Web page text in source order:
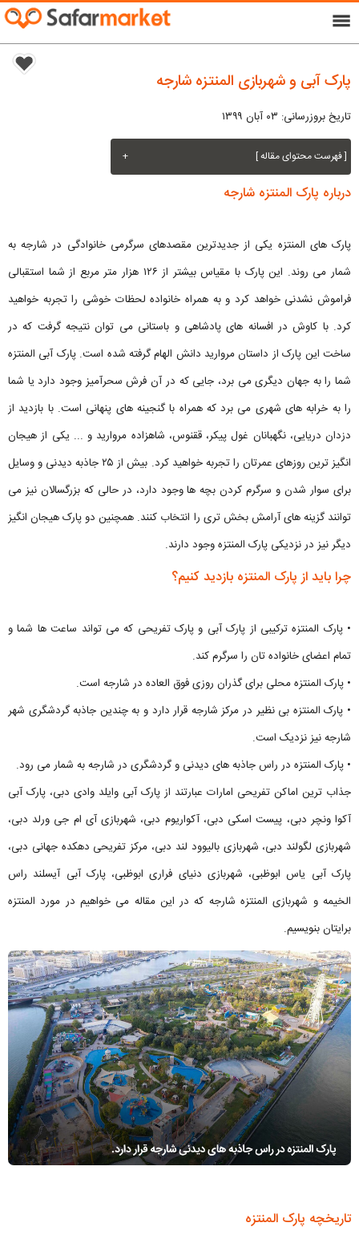
menu
پارک آبی و شهربازی المنتزه شارجه
تاریخ بروزرسانی: ۰۳ آبان ۱۳۹۹
[ فهرست محتوای مقاله ] +
درباره پارک المنتزه شارجه
پارک های المنتزه یکی از جدیدترین مقصدهای سرگرمی خانوادگی در شارجه به
شمار می روند. این پارک با مقیاس بیشتر از ۱۲۶ هزار متر مربع از شما استقبالی
فراموش نشدنی خواهد کرد و به همراه خانواده لحظات خوشی را تجربه خواهید
کرد. با کاوش در افسانه های پادشاهی و باستانی می توان نتیجه گرفت که در
ساخت این پارک از داستان مروارید دانش الهام گرفته شده است. پارک آبی المنتزه
شما را به جهان دیگری می برد، جایی که در آن فرش سحرآمیز وجود دارد یا شما
را به خرابه های شهری می برد که همراه با گنجینه های پنهانی است. با بازدید از
دزدان دریایی، نگهبانان غول پیکر، ققنوس، شاهزاده مروارید و ... یکی از هیجان
انگیز ترین روزهای عمرتان را تجربه خواهید کرد. بیش از ۲۵ جاذبه دیدنی و وسایل
برای سوار شدن و سرگرم کردن بچه ها وجود دارد، در حالی که بزرگسالان نیز می
توانند گزینه های آرامش بخش تری را انتخاب کنند. همچنین دو پارک هیجان انگیز
دیگر نیز در نزدیکی پارک المنتزه وجود دارند.
چرا باید از پارک المنتزه بازدید کنیم؟
• پارک المنتزه ترکیبی از پارک آبی و پارک تفریحی که می تواند ساعت ها شما و
تمام اعضای خانواده تان را سرگرم کند.
• پارک المنتزه محلی برای گذران روزی فوق العاده در شارجه است.
• پارک المنتزه بی نظیر در مرکز شارجه قرار دارد و به چندین جاذبه گردشگری شهر
شارجه نیز نزدیک است.
• پارک المنتزه در راس جاذبه های دیدنی و گردشگری در شارجه به شمار می رود.
جذاب ترین اماکن تفریحی امارات عبارتند از پارک آبی وایلد وادی دبی، پارک آبی
آکوا ونچر دبی، پیست اسکی دبی، آکواریوم دبی، شهربازی آی ام جی ورلد دبی،
شهربازی لگولند دبی، شهربازی بالیوود لند دبی، مرکز تفریحی دهکده جهانی دبی،
پارک آبی یاس ابوظبی، شهربازی دنیای فراری ابوظبی، پارک آبی آیسلند راس
الخیمه و شهربازی المنتزه شارجه که در این مقاله می خواهیم در مورد المنتزه
برایتان بنویسیم.
تاریخچه پارک المنتزه